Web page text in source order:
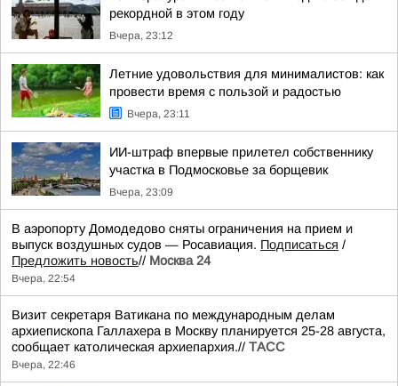
рекордной в этом году
Вчера, 23:12
Летние удовольствия для минималистов: как
провести время с пользой и радостью
Вчера, 23:11
ИИ-штраф впервые прилетел собственнику
участка в Подмосковье за борщевик
Вчера, 23:09
В аэропорту Домодедово сняты ограничения на прием и
выпуск воздушных судов — Росавиация. Подписаться /
Предложить новость// Москва 24
Вчера, 22:54
Визит секретаря Ватикана по международным делам
архиепископа Галлахера в Москву планируется 25-28 августа,
сообщает католическая архиепархия.// ТАСС
Вчера, 22:46